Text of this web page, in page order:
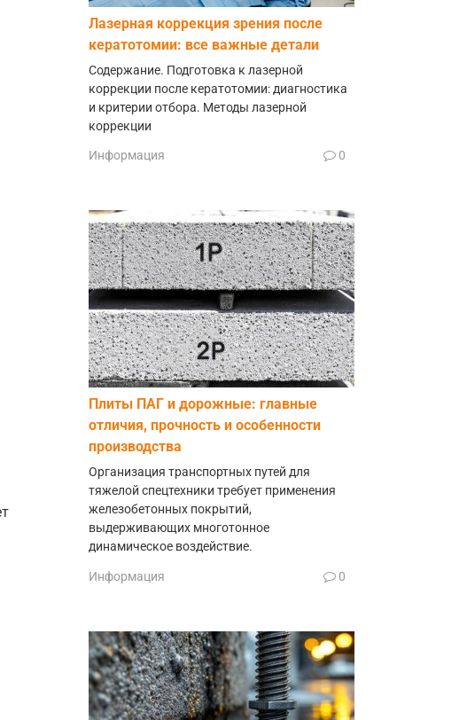
Лазерная коррекция зрения после
кератотомии: все важные детали
Содержание. Подготовка к лазерной
коррекции после кератотомии: диагностика
и критерии отбора. Методы лазерной
коррекции
Информация 0
Плиты ПАГ и дорожные: главные
отличия, прочность и особенности
производства
Организация транспортных путей для
тяжелой спецтехники требует применения
железобетонных покрытий,
выдерживающих многотонное
динамическое воздействие.
Информация 0